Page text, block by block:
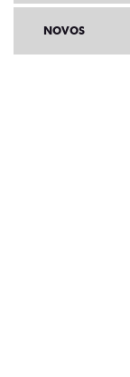
NOVOS